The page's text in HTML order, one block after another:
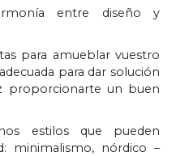
entre diseño y
para amueblar vuestro
para dar solución
proporcionarte un buen
estilos que pueden
minimalismo, nórdico –